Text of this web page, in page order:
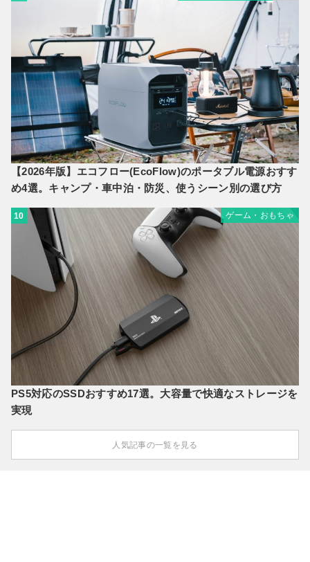
【2026年版】エコフロー(EcoFlow)のポータブル電源おすす
め4選。キャンプ・車中泊・防災、使うシーン別の選び方
10 ゲーム・おもちゃ
PS5対応のSSDおすすめ17選。大容量で快適なストレージを
実現
人気記事の一覧を見る